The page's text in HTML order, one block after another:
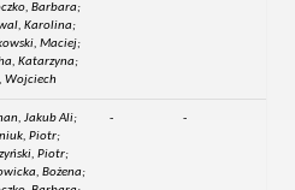
Barbara;
Karolina;
Maciej;
Katarzyna;
Wojciech
Jakub Ali;
Piotr;
Piotr;
Bożena;
- -